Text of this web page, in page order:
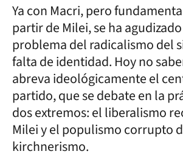
Ya con Macri, pero
partir de Milei, se ha
problema del radicalismo del
falta de identidad. Hoy no
abreva ideológicamente el
partido, que se debate en la
dos extremos: el liberalismo
Milei y el populismo corrupto
kirchnerismo.